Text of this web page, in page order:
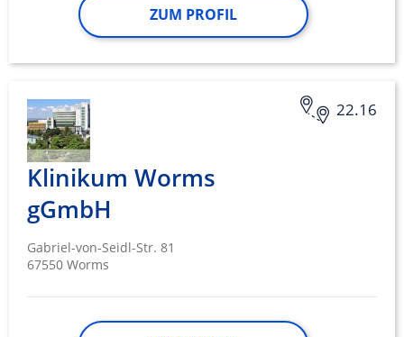
ZUM PROFIL
22.16
Klinikum Worms
gGmbH
Gabriel-von-Seidl-Str. 81
67550 Worms